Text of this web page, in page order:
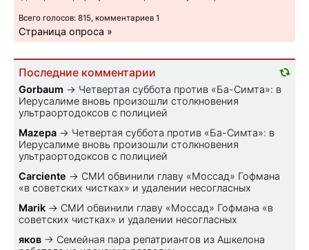
Всего голосов: 815, комментариев 1
Страница опроса »
Последние комментарии
Gorbaum → Четвертая суббота против «Ба-Симта»: в
Иерусалиме вновь произошли столкновения
ультраортодоксов с полицией
Mazepa → Четвертая суббота против «Ба-Симта»: в
Иерусалиме вновь произошли столкновения
ультраортодоксов с полицией
Carciente → СМИ обвинили главу «Моссад» Гофмана
«в советских чистках» и удалении несогласных
Marik → СМИ обвинили главу «Моссад» Гофмана «в
советских чистках» и удалении несогласных
яков → Семейная пара репатриантов из Ашкелона